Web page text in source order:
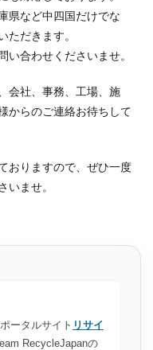
県など中四国だけでな
ただきます。
い合わせくださいませ。
会社、事務、工場、施
からのご連絡お待ちして
おりますので、ぜひ一度
いませ。
タルサイト リサイ
RecycleJapanの